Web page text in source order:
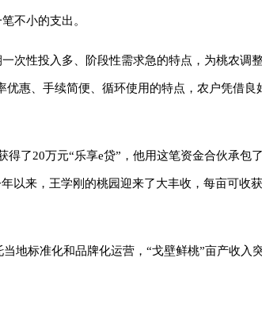
不小的支出。
次性投入多、阶段性需求急的特点，为桃农调
优惠、手续简便、循环使用的特点，农户凭借
了20万元“乐享e贷”，他用这笔资金合伙承包
以来，王学刚的桃园迎来了大丰收，每亩可收
地标准化和品牌化运营，“戈壁鲜桃”亩产收入